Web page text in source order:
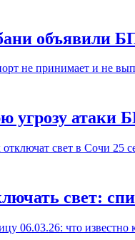
объявили
угрозу атаки
свет: